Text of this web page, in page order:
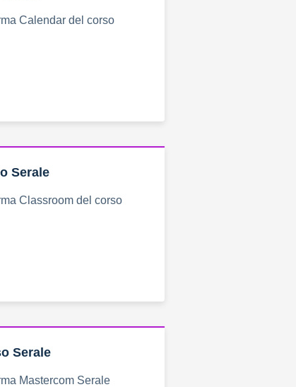
Calendar del corso
Serale
Classroom del corso
Serale
Mastercom Serale